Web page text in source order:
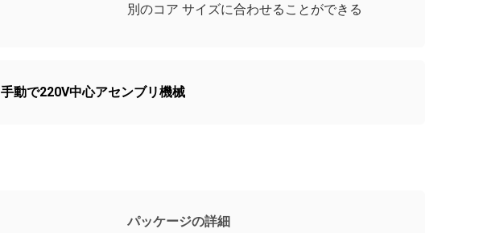
別のコア サイズに合わせることができる
手動で220V中心アセンブリ機械
パッケージの詳細